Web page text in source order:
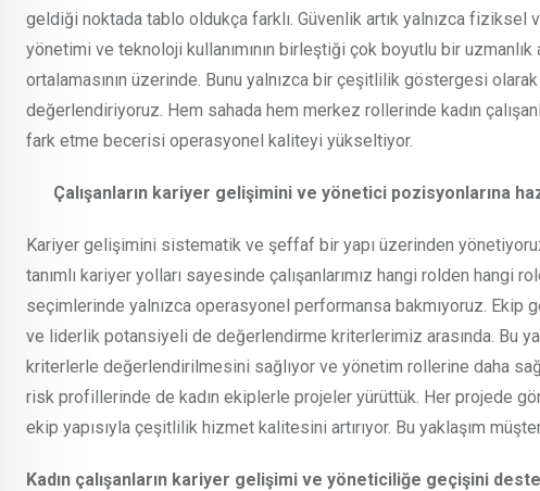
geldiği noktada tablo oldukça farklı. Güvenlik artık yalnızca
yönetimi ve teknoloji kullanımının birleştiği çok boyutlu bir uzmanlık
ortalamasının üzerinde. Bunu yalnızca bir çeşitlilik göstergesi
değerlendiriyoruz. Hem sahada hem merkez rollerinde kadın
fark etme becerisi operasyonel kaliteyi yükseltiyor.
Çalışanların kariyer gelişimini ve yönetici pozisyonlarına
Kariyer gelişimini sistematik ve şeffaf bir yapı üzerinden
tanımlı kariyer yolları sayesinde çalışanlarımız hangi rolden
seçimlerinde yalnızca operasyonel performansa bakmıyoruz. Ekip
ve liderlik potansiyeli de değerlendirme kriterlerimiz arasında. Bu
kriterlerle değerlendirilmesini sağlıyor ve yönetim rollerine daha
risk profillerinde de kadın ekiplerle projeler yürüttük. Her projede
ekip yapısıyla çeşitlilik hizmet kalitesini artırıyor. Bu yaklaşım
Kadın çalışanların kariyer gelişimi ve yöneticiliğe geçişini